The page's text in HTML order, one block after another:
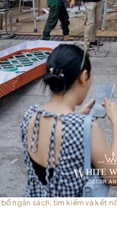
ngân sách, tìm kiếm và kết